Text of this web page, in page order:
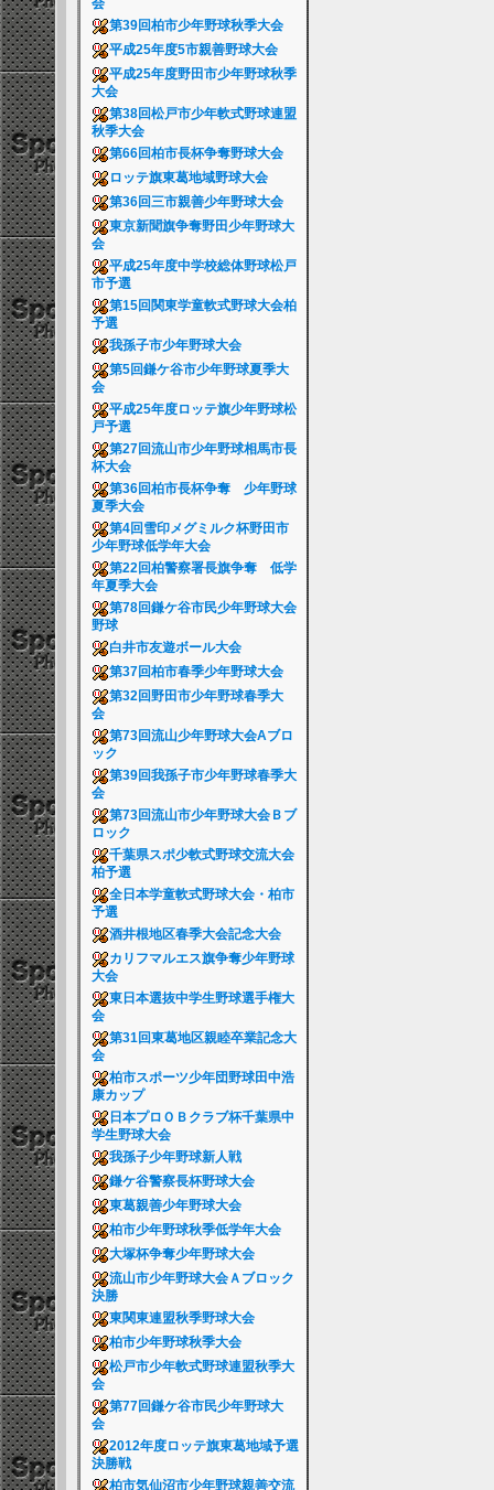
会
第39回柏市少年野球秋季大会
平成25年度5市親善野球大会
平成25年度野田市少年野球秋季
大会
第38回松戸市少年軟式野球連盟
秋季大会
第66回柏市長杯争奪野球大会
ロッテ旗東葛地域野球大会
第36回三市親善少年野球大会
東京新聞旗争奪野田少年野球大
会
平成25年度中学校総体野球松戸
市予選
第15回関東学童軟式野球大会柏
予選
我孫子市少年野球大会
第5回鎌ケ谷市少年野球夏季大
会
平成25年度ロッテ旗少年野球松
戸予選
第27回流山市少年野球相馬市長
杯大会
第36回柏市長杯争奪 少年野球
夏季大会
第4回雪印メグミルク杯野田市
少年野球低学年大会
第22回柏警察署長旗争奪 低学
年夏季大会
第78回鎌ケ谷市民少年野球大会
野球
白井市友遊ボール大会
第37回柏市春季少年野球大会
第32回野田市少年野球春季大
会
第73回流山少年野球大会Aブロ
ック
第39回我孫子市少年野球春季大
会
第73回流山市少年野球大会Ｂブ
ロック
千葉県スポ少軟式野球交流大会
柏予選
全日本学童軟式野球大会・柏市
予選
酒井根地区春季大会記念大会
カリフマルエス旗争奪少年野球
大会
東日本選抜中学生野球選手権大
会
第31回東葛地区親睦卒業記念大
会
柏市スポーツ少年団野球田中浩
康カップ
日本プロＯＢクラブ杯千葉県中
学生野球大会
我孫子少年野球新人戦
鎌ケ谷警察長杯野球大会
東葛親善少年野球大会
柏市少年野球秋季低学年大会
大塚杯争奪少年野球大会
流山市少年野球大会Ａブロック
決勝
東関東連盟秋季野球大会
柏市少年野球秋季大会
松戸市少年軟式野球連盟秋季大
会
第77回鎌ケ谷市民少年野球大
会
2012年度ロッテ旗東葛地域予選
決勝戦
柏市気仙沼市少年野球親善交流